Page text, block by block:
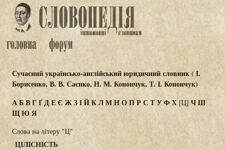
Сучасний українсько-англійський юридичний словник ( І.
Борисенко, В. В. Саєнко, Н. М. Конончук, Т. І. Конончук)
АБВГҐДЕЄЖЗІЙКЛМНОПР С ТУФХ [Ц] ЧШ
ЩЮЯ
Слова на літеру "Ц"
ЦІЛІСНІСТЬ